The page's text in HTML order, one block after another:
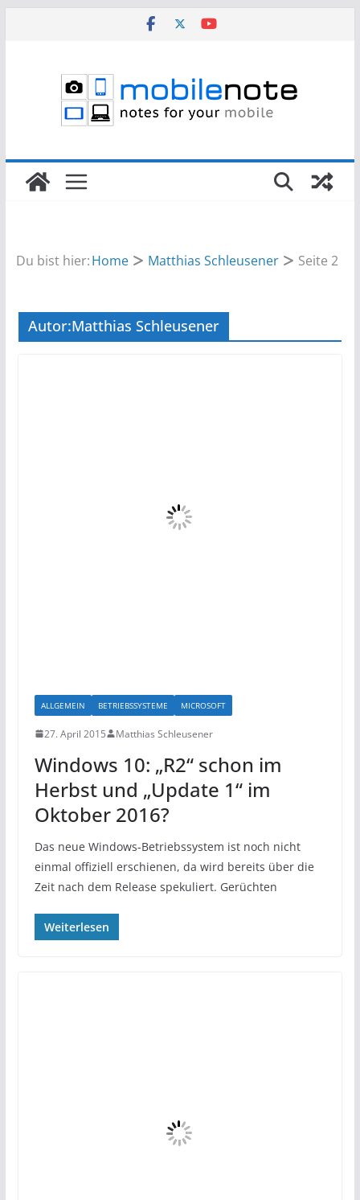
Du bist hier:Home Matthias Schleusener Seite 2
Autor:Matthias Schleusener
ALLGEMEIN BETRIEBSSYSTEME MICROSOFT
27. April 2015 Matthias Schleusener
Windows 10: „R2“ schon im
Herbst und „Update 1“ im
Oktober 2016?
Das neue Windows-Betriebssystem ist noch nicht
einmal offiziell erschienen, da wird bereits über die
Zeit nach dem Release spekuliert. Gerüchten
Weiterlesen